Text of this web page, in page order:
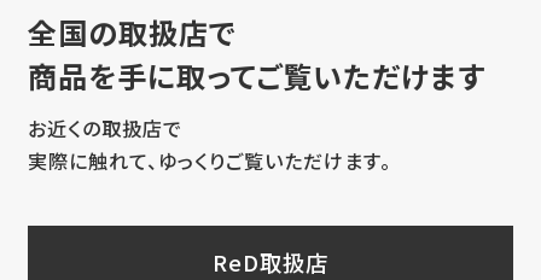
全国の取扱店で
商品を手に取ってご覧いただけます
お近くの取扱店で
実際に触れて、ゆっくりご覧いただけます。
ReD取扱店